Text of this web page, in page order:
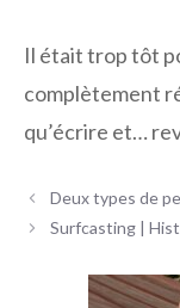
Il était trop tôt
complètement
qu’écrire et…
Navigation
des
Deux types de
Surfcasting |